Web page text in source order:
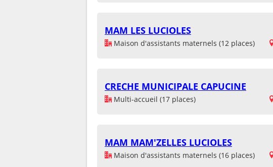
MAM LES LUCIOLES
Maison d'assistants maternels (12 places)
CRECHE MUNICIPALE CAPUCINE
Multi-accueil (17 places)
MAM MAM'ZELLES LUCIOLES
Maison d'assistants maternels (16 places)